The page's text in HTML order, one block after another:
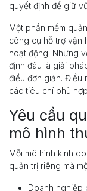
quyết định để giữ
Một phần mềm
công cụ hỗ trợ vận
hoạt động. Nhưng
định đâu là giải
điều đơn giản. Điều
các tiêu chí phù
Yêu cầu
mô hình
Mỗi mô hình kinh
quản trị riêng mà
Doanh nghiệp